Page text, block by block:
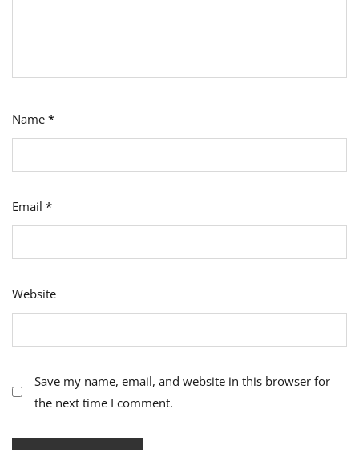
Name *
Email *
Website
Save my name, email, and website in this browser for
the next time I comment.